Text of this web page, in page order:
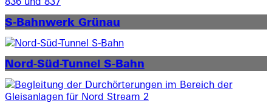
S-Bahnwerk Grünau
Nord-Süd-Tunnel S-Bahn